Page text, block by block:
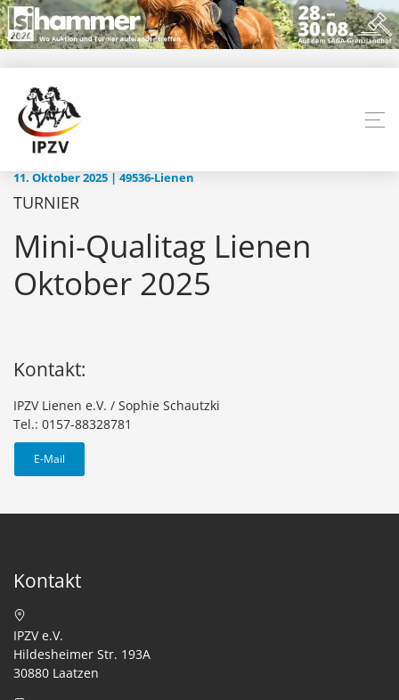
11. Oktober 2025 | 49536-Lienen
TURNIER
Mini-Qualitag Lienen
Oktober 2025
Kontakt:
IPZV Lienen e.V. / Sophie Schautzki
Tel.: 0157-88328781
E-Mail
Kontakt
IPZV e.V.
Hildesheimer Str. 193A
30880 Laatzen